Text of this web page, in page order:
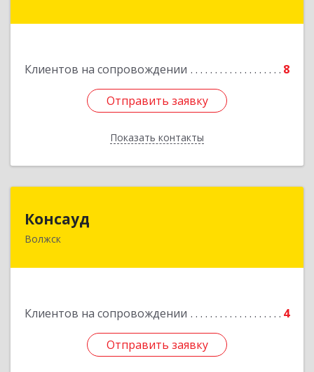
Клиентов на сопровождении 8
Отправить заявку
Показать контакты
Отправить заявку
Назад
Консауд
Волжск
Клиентов на сопровождении 4
Отправить заявку
425005, Марий Эл респ, Волжск г, Пролетарская
Отправить заявку